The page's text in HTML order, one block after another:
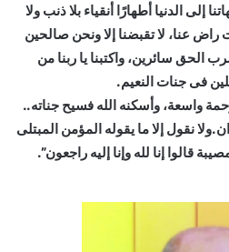
إلى الدنيا أطهارًا أنقياء بلا ذنب ولا
راض عنا، لا تقبضنا إلا ونحن صالحين
سائرين، واكتبنا يا ربنا من
فى جنات النعيم.
واسعة، وأسكنه الله فسيح جناته..
نقول إلا ما يقوله المؤمن المبتلى
قالوا إنا لله وإنا إليه راجعون”.